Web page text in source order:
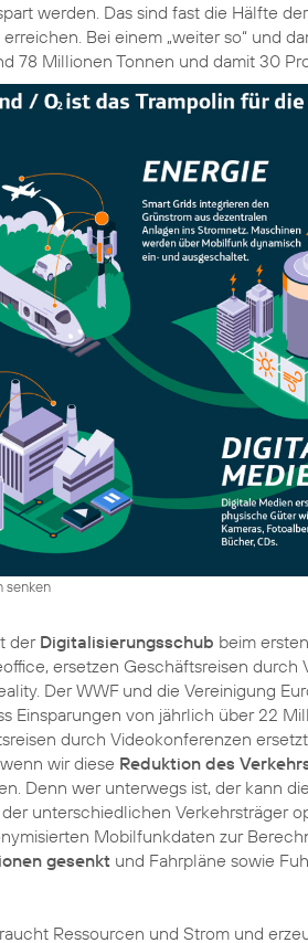
werden. Das sind fast die Hälfte
erreichen. Bei einem „weiter so“ und
78 Millionen Tonnen und damit 30
senken
der Digitalisierungsschub beim
ersetzen Geschäftsreisen
Der WWF und die Vereinigung
Einsparungen von jährlich über 22
durch Videokonferenzen
wir diese Reduktion des
Denn wer unterwegs ist, der kann
unterschiedlichen Verkehrsträger
Mobilfunkdaten zur
gesenkt und Fahrpläne sowie
Ressourcen und Strom und